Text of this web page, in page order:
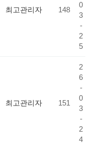
최고관리자 148
0
3
-
2
5
최고관리자 151
2
6
-
0
3
-
2
4